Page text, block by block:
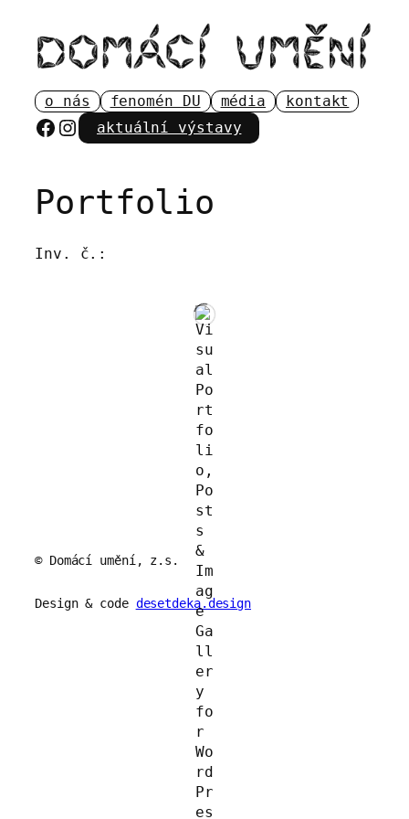
obsah
o nás fenomén DU média kontakt
Facebook
Instagram
aktuální výstavy
Portfolio
Inv. č.:
© Domácí umění, z.s.
Design & code desetdeka.design